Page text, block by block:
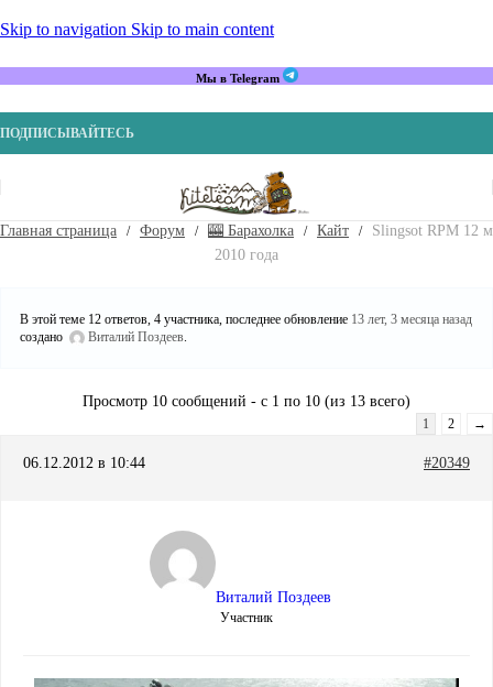
Skip to navigation Skip to main content
Мы в Telegram
ПОДПИСЫВАЙТЕСЬ
Главная страница Форум 🎰 Барахолка Кайт
Slingsot RPM 12 м
2010 года
В этой теме 12 ответов, 4 участника, последнее обновление 13 лет, 3 месяца назад
создано
Виталий Поздеев.
Просмотр 10 сообщений - с 1 по 10 (из 13 всего)
1 2 →
06.12.2012 в 10:44 #20349
Виталий Поздеев
Участник